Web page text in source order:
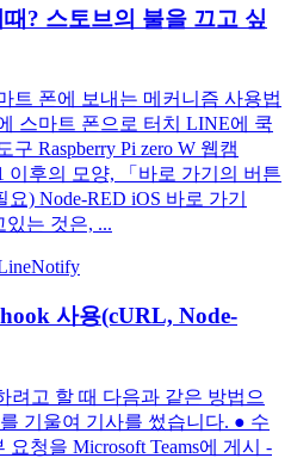
? 스토브의 불을 끄고 싶
트 폰에 보내는 메커니즘 사용법
스마트 폰으로 터치 LINE에 쿡
Raspberry Pi zero W 웹캠
이후의 모양, 「바로 가기의 버튼
) Node-RED iOS 바로 가기
는 것은, ...
사용(cURL, Node-
려고 할 때 다음과 같은 방법으
기울여 기사를 썼습니다. ● 수
청을 Microsoft Teams에 게시 -